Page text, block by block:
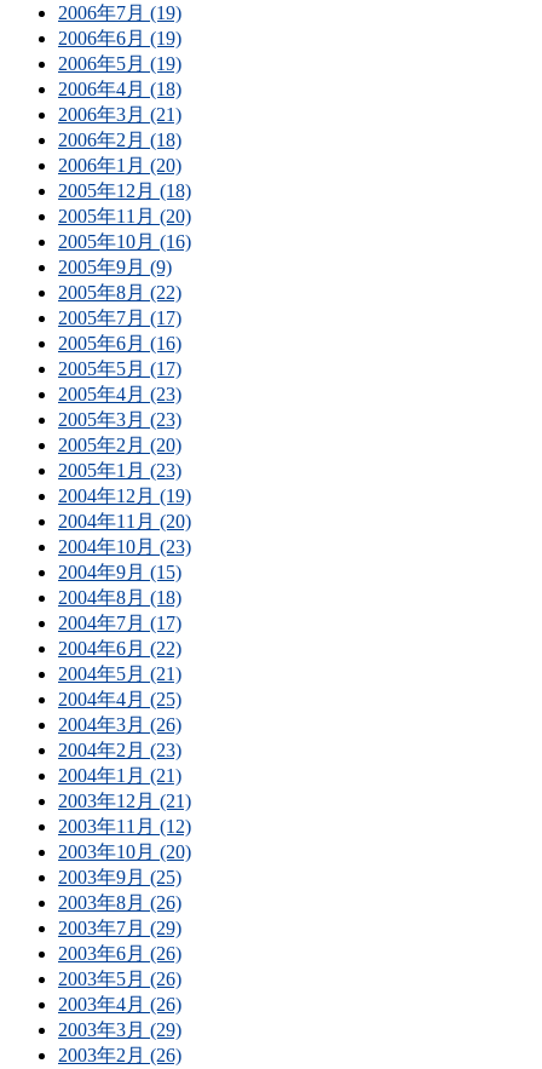
2006年7月 (19)
2006年6月 (19)
2006年5月 (19)
2006年4月 (18)
2006年3月 (21)
2006年2月 (18)
2006年1月 (20)
2005年12月 (18)
2005年11月 (20)
2005年10月 (16)
2005年9月 (9)
2005年8月 (22)
2005年7月 (17)
2005年6月 (16)
2005年5月 (17)
2005年4月 (23)
2005年3月 (23)
2005年2月 (20)
2005年1月 (23)
2004年12月 (19)
2004年11月 (20)
2004年10月 (23)
2004年9月 (15)
2004年8月 (18)
2004年7月 (17)
2004年6月 (22)
2004年5月 (21)
2004年4月 (25)
2004年3月 (26)
2004年2月 (23)
2004年1月 (21)
2003年12月 (21)
2003年11月 (12)
2003年10月 (20)
2003年9月 (25)
2003年8月 (26)
2003年7月 (29)
2003年6月 (26)
2003年5月 (26)
2003年4月 (26)
2003年3月 (29)
2003年2月 (26)